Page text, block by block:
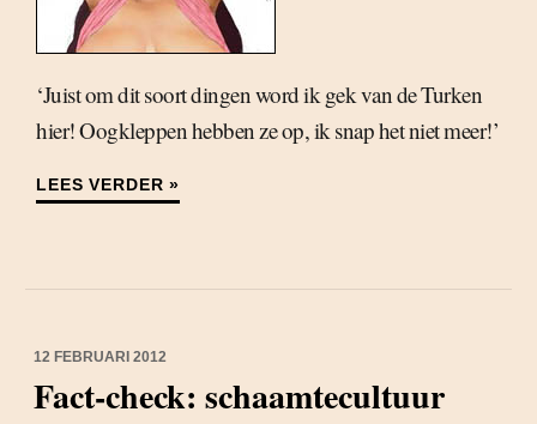
‘Juist om dit soort dingen word ik gek van de Turken
hier! Oogkleppen hebben ze op, ik snap het niet meer!’
LEES VERDER »
12 FEBRUARI 2012
Fact-check: schaamtecultuur